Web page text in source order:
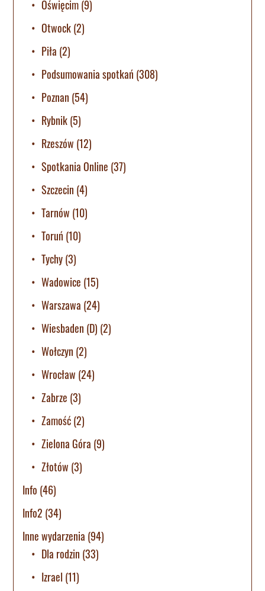
Oświęcim(9)
Otwock(2)
Piła (2)
Podsumowania spotkań (308)
Poznan (54)
Rybnik(5)
Rzeszów (12)
Spotkania Online (37)
Szczecin (4)
Tarnów (10)
Toruń (10)
Tychy(3)
Wadowice (15)
Warszawa (24)
Wiesbaden (D) (2)
Wołczyn (2)
Wrocław (24)
Zabrze (3)
Zamość(2)
Zielona Góra (9)
Złotów (3)
Info (46)
Info2 (34)
Inne wydarzenia (94)
Dla rodzin (33)
Izrael (11)